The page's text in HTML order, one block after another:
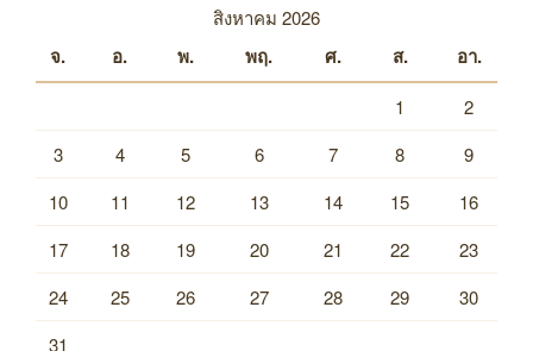
สิงหาคม 2026
จ. อ. พ. พฤ. ศ. ส. อา.
1
2
3
4 5 6 7 8
9
10
11 12 13 14 15
16
17
18 19 20 21 22
23
24
25 26 27 28 29
30
31